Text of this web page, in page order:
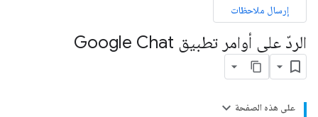
إرسال ملاحظات
الردّ على أوامر تطبيق Google Chat
على هذه الصفحة